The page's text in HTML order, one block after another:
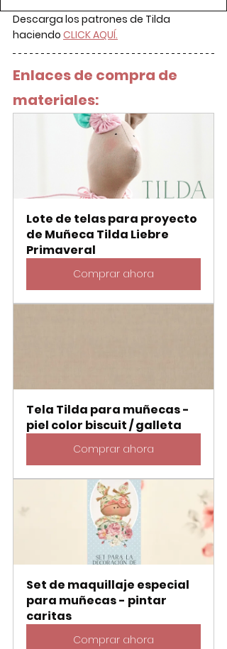
Descarga los patrones de Tilda
haciendo CLICK AQUÍ.
Enlaces de compra de
materiales:
Lote de telas para proyecto
de Muñeca Tilda Liebre
Primaveral
Comprar ahora
Tela Tilda para muñecas -
piel color biscuit / galleta
Comprar ahora
Set de maquillaje especial
para muñecas - pintar
caritas
Comprar ahora